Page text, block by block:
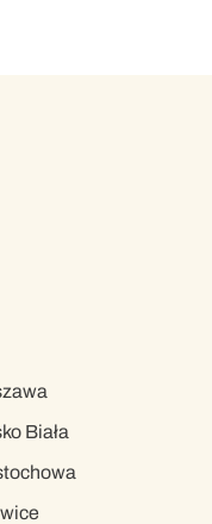
Biała